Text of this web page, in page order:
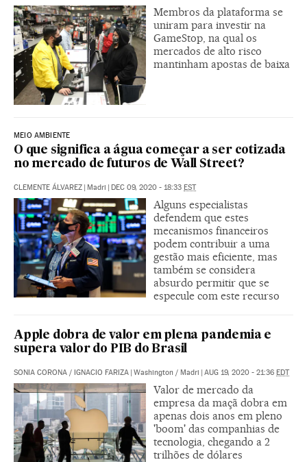
Membros da plataforma se
uniram para investir na
GameStop, na qual os
mercados de alto risco
mantinham apostas de baixa
MEIO AMBIENTE
O que significa a água começar a ser cotizada
no mercado de futuros de Wall Street?
CLEMENTE ÁLVAREZ | Madri | DEC 09, 2020 - 18:33 EST
Alguns especialistas
defendem que estes
mecanismos financeiros
podem contribuir a uma
gestão mais eficiente, mas
também se considera
absurdo permitir que se
especule com este recurso
Apple dobra de valor em plena pandemia e
supera valor do PIB do Brasil
SONIA CORONA / IGNACIO FARIZA | Washington / Madri | AUG 19, 2020 - 21:36 EDT
Valor de mercado da
empresa da maçã dobra em
apenas dois anos em pleno
'boom' das companhias de
tecnologia, chegando a 2
trilhões de dólares